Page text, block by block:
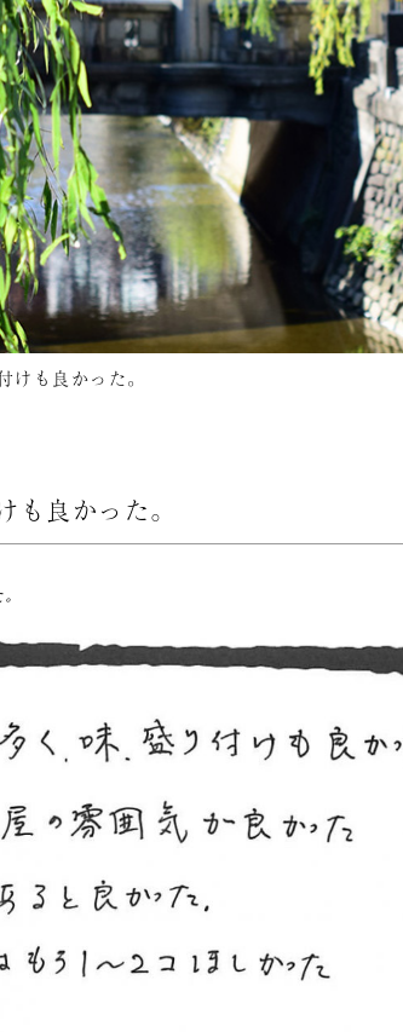
も良かった。
良かった。